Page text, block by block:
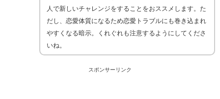
人で新しいチャレンジをすることをおススメします。た
だし、恋愛体質になるため恋愛トラブルにも巻き込まれ
やすくなる暗示。くれぐれも注意するようにしてくださ
いね。
スポンサーリンク